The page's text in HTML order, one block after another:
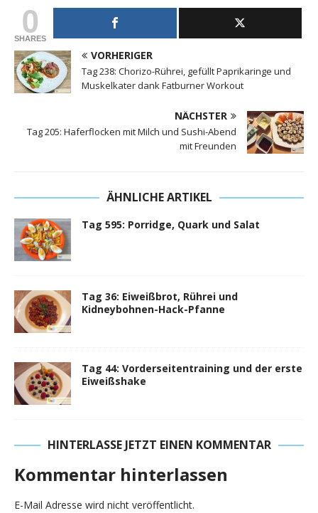
0
SHARES
VORHERIGER
Tag 238: Chorizo-Rührei, gefüllt Paprikaringe und
Muskelkater dank Fatburner Workout
NÄCHSTER
Tag 205: Haferflocken mit Milch und Sushi-Abend
mit Freunden
ÄHNLICHE ARTIKEL
Tag 595: Porridge, Quark und Salat
Tag 36: Eiweißbrot, Rührei und
Kidneybohnen-Hack-Pfanne
Tag 44: Vorderseitentraining und der erste
Eiweißshake
HINTERLASSE JETZT EINEN KOMMENTAR
Kommentar hinterlassen
E-Mail Adresse wird nicht veröffentlicht.